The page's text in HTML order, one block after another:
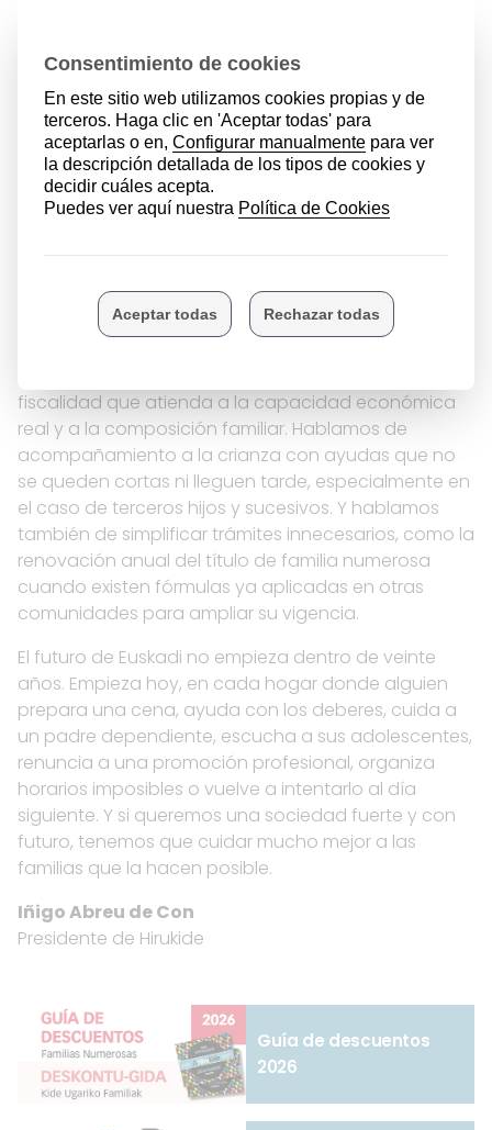
solo qué sociedad queremos dejar a nuestras
familias. Es también qué familias queremos que
sostengan la sociedad del futuro. Y para responder
de verdad hacen falta políticas estables, evaluables
y sostenidas en el tiempo.
Hablamos, entre otras cosas, de conciliación real,
adecuada para jóvenes y para el número de hijos
de cada familia. De reducir las cargas fiscales que
fiscalidad que atienda a la capacidad económica
real y a la composición familiar. Hablamos de
acompañamiento a la crianza con ayudas que no
se queden cortas ni lleguen tarde, especialmente en
el caso de terceros hijos y sucesivos. Y hablamos
también de simplificar trámites innecesarios, como la
renovación anual del título de familia numerosa
cuando existen fórmulas ya aplicadas en otras
comunidades para ampliar su vigencia.
El futuro de Euskadi no empieza dentro de veinte
años. Empieza hoy, en cada hogar donde alguien
prepara una cena, ayuda con los deberes, cuida a
un padre dependiente, escucha a sus adolescentes,
renuncia a una promoción profesional, organiza
horarios imposibles o vuelve a intentarlo al día
siguiente. Y si queremos una sociedad fuerte y con
futuro, tenemos que cuidar mucho mejor a las
familias que la hacen posible.
Iñigo Abreu de Con
Presidente de Hirukide
Guía de descuentos
2026